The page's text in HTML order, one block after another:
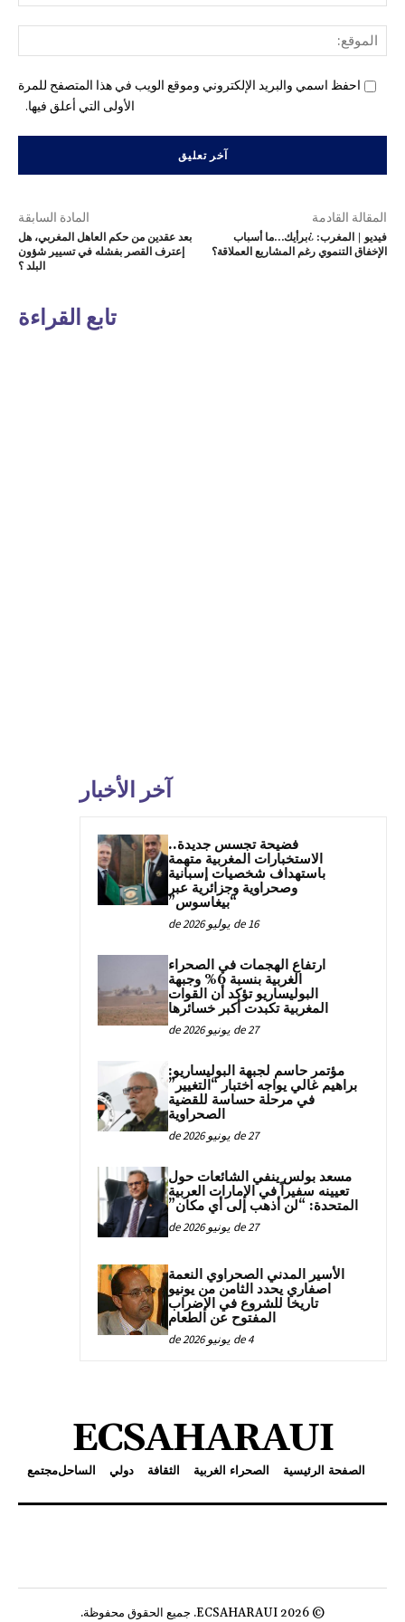
احفظ اسمي والبريد الإلكتروني وموقع الويب في هذا المتصفح للمرة
الأولى التي أعلق فيها.
المادة السابقة
بعد عقدين من حكم العاهل المغربي، هل
إعترف القصر بفشله في تسيير شؤون
البلد ؟
المقالة القادمة
فيديو | المغرب: ¿برأيك…ما أسباب
الإخفاق التنموي رغم المشاريع العملاقة؟
تابع القراءة
آخر الأخبار
فضيحة تجسس جديدة..
الاستخبارات المغربية متهمة
باستهداف شخصيات إسبانية
وصحراوية وجزائرية عبر
“بيغاسوس”
16 de يوليو de 2026
ارتفاع الهجمات في الصحراء
الغربية بنسبة 6% وجبهة
البوليساريو تؤكد أن القوات
المغربية تكبدت أكبر خسائرها
27 de يونيو de 2026
مؤتمر حاسم لجبهة البوليساريو:
براهيم غالي يواجه اختبار “التغيير”
في مرحلة حساسة للقضية
الصحراوية
27 de يونيو de 2026
مسعد بولس ينفي الشائعات حول
تعيينه سفيراً في الإمارات العربية
المتحدة: “لن أذهب إلى أي مكان”
27 de يونيو de 2026
الأسير المدني الصحراوي النعمة
اصفاري يحدد الثامن من يونيو
تاريخا للشروع في الإضراب
المفتوح عن الطعام
4 de يونيو de 2026
ECSAHARAUI
الصفحة الرئيسية الصحراء الغربية الثقافة دولي الساحلمجتمع
© 2026 ECSAHARAUI. جميع الحقوق محفوظة.